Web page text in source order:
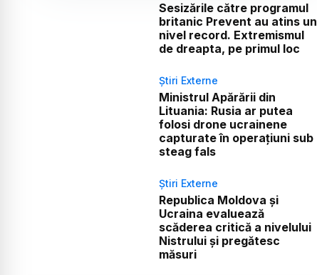
Sesizările către programul
britanic Prevent au atins un
nivel record. Extremismul
de dreapta, pe primul loc
Știri Externe
Ministrul Apărării din
Lituania: Rusia ar putea
folosi drone ucrainene
capturate în operațiuni sub
steag fals
Știri Externe
Republica Moldova și
Ucraina evaluează
scăderea critică a nivelului
Nistrului și pregătesc
măsuri